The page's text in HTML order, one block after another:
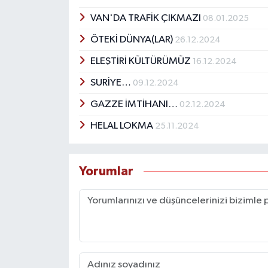
VAN'DA TRAFİK ÇIKMAZI 08.01.2025
ÖTEKİ DÜNYA(LAR) 26.12.2024
ELEŞTİRİ KÜLTÜRÜMÜZ 16.12.2024
SURİYE… 09.12.2024
GAZZE İMTİHANI… 02.12.2024
HELAL LOKMA 25.11.2024
Yorumlar